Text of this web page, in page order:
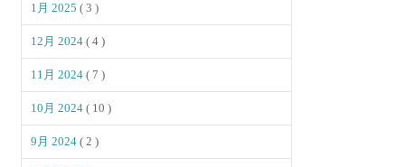
1月 2025( 3 )
12月 2024( 4 )
11月 2024( 7 )
10月 2024( 10 )
9月 2024( 2 )